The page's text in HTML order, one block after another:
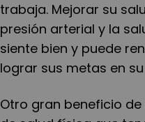
trabaja. Mejorar su
presión arterial y la
siente bien y puede
lograr sus metas en
Otro gran beneficio